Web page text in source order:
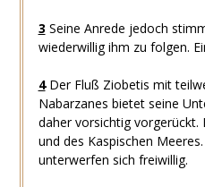
3 Seine Anrede jedoch
wiederwillig ihm zu folgen.
4Der Fluß Ziobetis mit
Nabarzanes bietet seine
daher vorsichtig vorgerückt.
und des Kaspischen
unterwerfen sich freiwillig.